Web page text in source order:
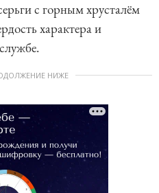
с горным хрусталём
характера и
НИЖЕ